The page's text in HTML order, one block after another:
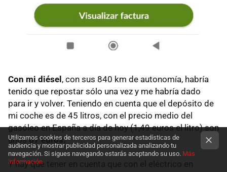
Con mi diésel , con sus 840 km de autonomía, habría
tenido que repostar sólo una vez y me habría dado
para ir y volver. Teniendo en cuenta que el depósito de
mi coche es de 45 litros, con el precio medio del
gasóleo en España a día de hoy (1,49 euros el litro) son
unos67 euros.
Y hay que tener en cuenta que con el eléctrico en
Utilizamos cookies de terceros para generar estadísticas de
audiencia y mostrar publicidad personalizada analizando tu
navegación. Si sigues navegando estarás aceptando su uso. Más
información